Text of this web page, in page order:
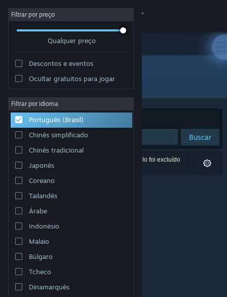
Iniciar sessão
Sobre
Suporte
Alterar idioma
Baixe o aplicativo móvel do Steam
Ver versão para computadores
Filtrar por preço
Qualquer preço
Descontos e eventos
Ocultar gratuitos para jogar
Filtrar por idioma
Português (Brasil)
Chinês simplificado
Chinês tradicional
Japonês
Coreano
Tailandês
Árabe
Indonésio
Malaio
Búlgaro
Tcheco
Dinamarquês
Desenvolvedor: Joshua Linscott
Ordenar por Relevância
Buscar
0 resultados correspondem à sua busca. Um título foi excluído
de acordo com as suas preferências.